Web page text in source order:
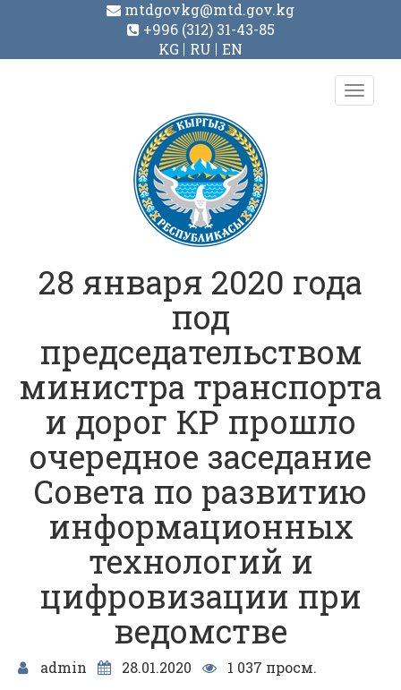
mtdgovkg@mtd.gov.kg
+996 (312) 31-43-85
KG
RU EN
Toggle
28 января 2020 года
под
председательством
министра транспорта
и дорог КР прошло
очередное заседание
Совета по развитию
информационных
технологий и
цифровизации при
ведомстве
admin 28.01.2020
1 037 просм.